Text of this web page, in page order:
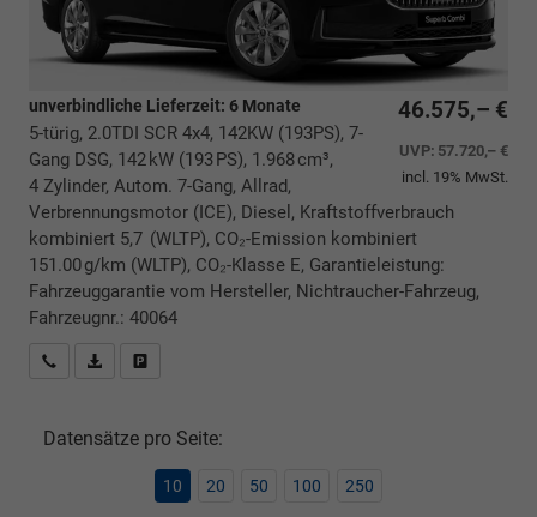
46.575,– €
UVP: 57.720,– €
incl. 19% MwSt.
unverbindliche Lieferzeit: 6 Monate
5-türig, 2.0TDI SCR 4x4, 142KW (193PS), 7-
Gang DSG, 142 kW (193 PS), 1.968 cm³,
4 Zylinder, Autom. 7-Gang, Allrad,
Verbrennungsmotor (ICE), Diesel, Kraftstoffverbrauch
kombiniert 5,7 (WLTP), CO₂-Emission kombiniert
151.00 g/km (WLTP), CO₂-Klasse E, Garantieleistung:
Fahrzeuggarantie vom Hersteller, Nichtraucher-Fahrzeug,
Fahrzeugnr.: 40064
Rückrufbitte absenden
PDF-Datei, Fahrzeugexposé drucken
Datensätze pro Seite:
10 20 50 100 250